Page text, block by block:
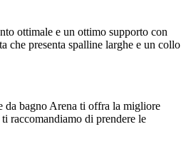
ottimale e un ottimo supporto con
che presenta spalline larghe e un collo
da bagno Arena ti offra la migliore
raccomandiamo di prendere le